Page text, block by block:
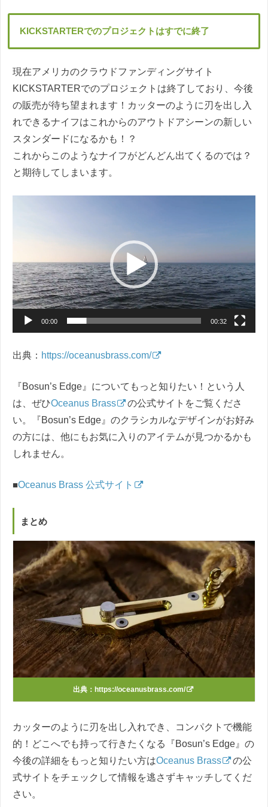
KICKSTARTERでのプロジェクトはすでに終了
現在アメリカのクラウドファンディングサイト
KICKSTARTERでのプロジェクトは終了しており、今後
の販売が待ち望まれます！カッターのように刃を出し入
れできるナイフはこれからのアウトドアシーンの新しい
スタンダードになるかも！？
これからこのようなナイフがどんどん出てくるのでは？
と期待してしまいます。
ー
ヤ
ー
00:00 00:32
出典： https://oceanusbrass.com/
『Bosun’s Edge』についてもっと知りたい！という人
は、ぜひOceanus Brass
の公式サイトをご覧くださ
い。『Bosun’s Edge』のクラシカルなデザインがお好み
の方には、他にもお気に入りのアイテムが見つかるかも
しれません。
■Oceanus Brass 公式サイト
まとめ
出典： https://oceanusbrass.com/
カッターのように刃を出し入れでき、コンパクトで機能
的！どこへでも持って行きたくなる『Bosun’s Edge』の
今後の詳細をもっと知りたい方はOceanus Brass
の公
式サイトをチェックして情報を逃さずキャッチしてくだ
さい。